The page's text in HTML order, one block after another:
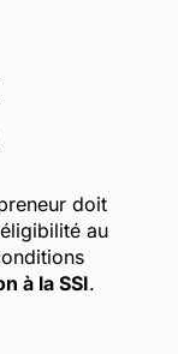
doit
au
à la SSI.